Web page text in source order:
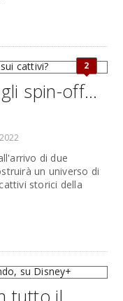
2
spin-off…
di due
un universo di
storici della
tutto il